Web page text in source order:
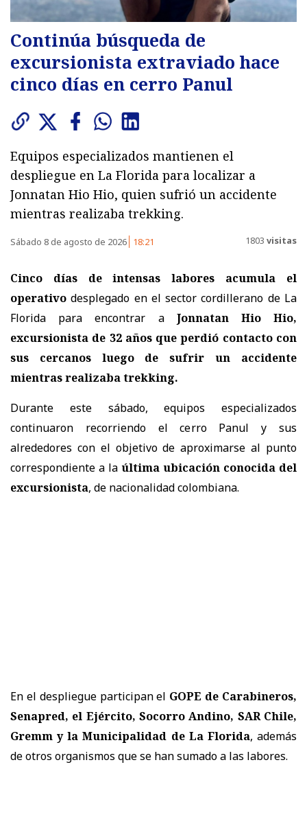
Continúa búsqueda de
excursionista extraviado hace
cinco días en cerro Panul
Equipos especializados mantienen el
despliegue en La Florida para localizar a
Jonnatan Hio Hio, quien sufrió un accidente
mientras realizaba trekking.
Sábado 8 de agosto de 2026 18:21 1803 visitas
Cinco días de intensas labores acumula el
operativo desplegado en el sector cordillerano de La
Florida para encontrar a Jonnatan Hio Hio,
excursionista de 32 años que perdió contacto con
sus cercanos luego de sufrir un accidente
mientras realizaba trekking.
Durante este sábado, equipos especializados
continuaron recorriendo el cerro Panul y sus
alrededores con el objetivo de aproximarse al punto
correspondiente a la última ubicación conocida del
excursionista, de nacionalidad colombiana.
En el despliegue participan el GOPE de Carabineros,
Senapred, el Ejército, Socorro Andino, SAR Chile,
Gremm y la Municipalidad de La Florida, además
de otros organismos que se han sumado a las labores.